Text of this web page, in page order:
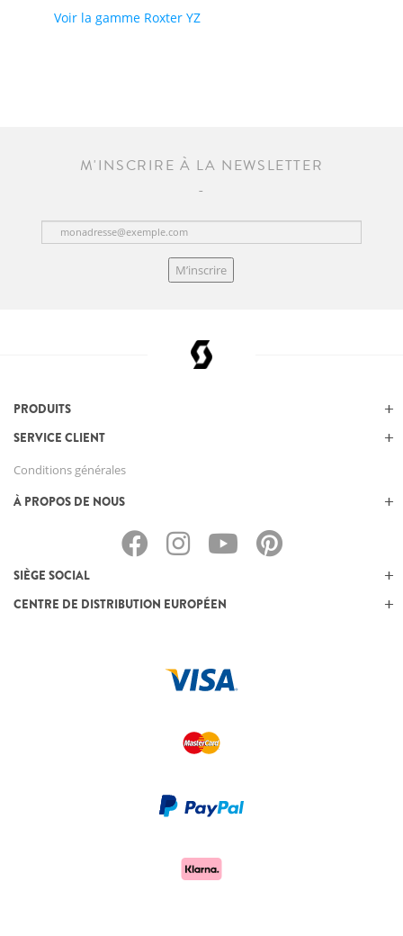
Voir la gamme Roxter YZ
M'INSCRIRE À LA NEWSLETTER
M’inscrire
PRODUITS
SERVICE CLIENT
Conditions générales
À PROPOS DE NOUS
SIÈGE SOCIAL
CENTRE DE DISTRIBUTION EUROPÉEN